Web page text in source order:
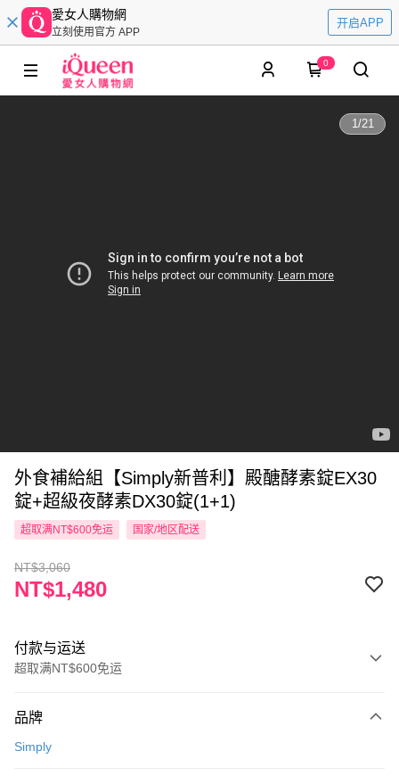
愛女人購物網
立刻使用官方 APP
开启APP
0
1/21
外食補給組【Simply新普利】殿醣酵素錠EX30
錠+超級夜酵素DX30錠(1+1)
超取满NT$600免运 国家/地区配送
NT$3,060
NT$1,480
付款与运送
超取满NT$600免运
信用卡一次付款
品牌
Simply